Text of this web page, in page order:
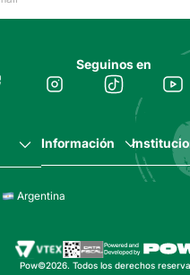
Seguinos en
Información
Argentina
Pow©2026. Todos los derechos